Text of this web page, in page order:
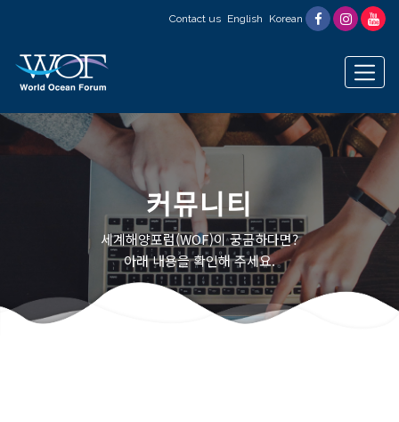
Contact us English Korean
커뮤니티
세계해양포럼(WOF)이 궁금하다면?
아래 내용을 확인해 주세요.